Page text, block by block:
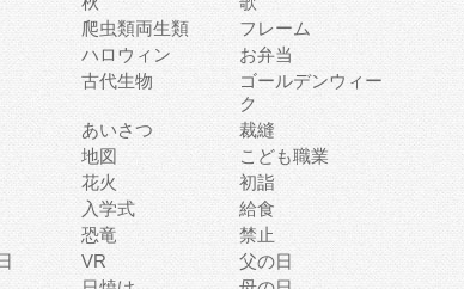
爬虫類両生類
フレーム
ハロウィン
お弁当
古代生物
ゴールデンウィー
ク
あいさつ
裁縫
地図
こども職業
花火
初詣
入学式
給食
恐竜
禁止
VR
父の日